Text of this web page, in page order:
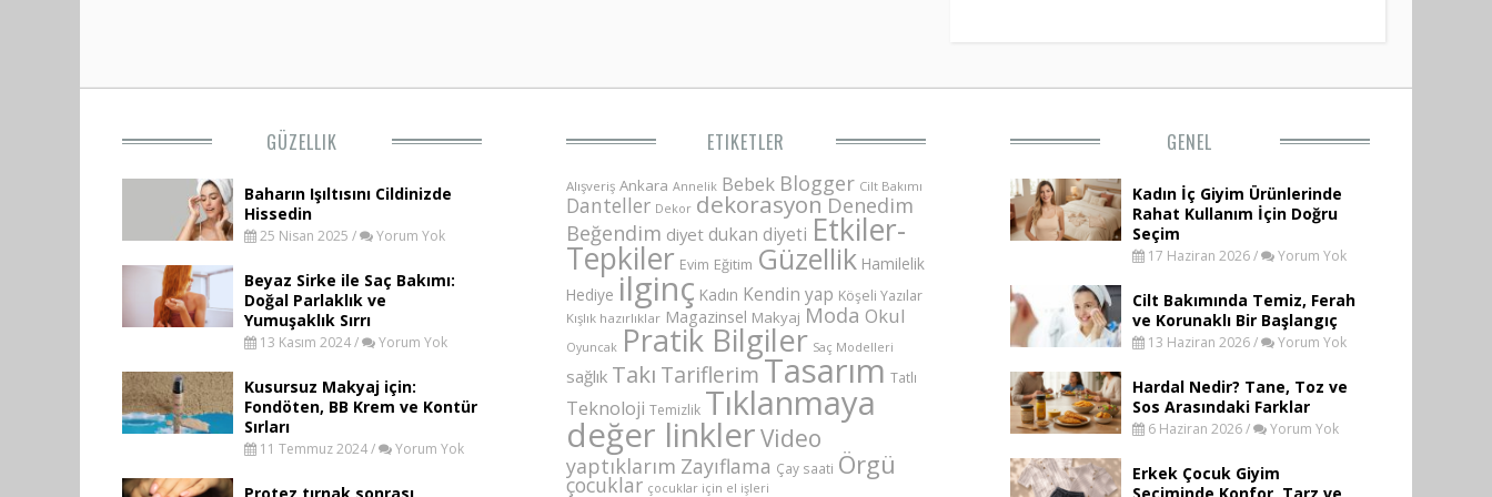
GÜZELLIK
Baharın Işıltısını Cildinizde
Hissedin
25 Nisan 2025 / Yorum Yok
Beyaz Sirke ile Saç Bakımı:
Doğal Parlaklık ve
Yumuşaklık Sırrı
13 Kasım 2024 / Yorum Yok
Kusursuz Makyaj için:
Fondöten, BB Krem ve Kontür
Sırları
11 Temmuz 2024 / Yorum Yok
ETIKETLER
Alışveriş Ankara Annelik Bebek Blogger Cilt Bakımı
Danteller Dekor dekorasyon Denedim
Beğendim diyet dukan diyeti Etkiler-
Tepkiler Evim Eğitim Güzellik Hamilelik
Hediye ilginç Kadın Kendin yap Köşeli Yazılar
Kışlık hazırlıklar Magazinsel Makyaj Moda Okul
Oyuncak Pratik Bilgiler Saç Modelleri
sağlık Takı Tariflerim Tasarım Tatlı
Teknoloji Temizlik Tıklanmaya
değer linklerVideo
yaptıklarım Zayıflama Çay saati Örgü
çocuklar çocuklar için el işleri
GENEL
Kadın İç Giyim Ürünlerinde
Rahat Kullanım İçin Doğru
Seçim
17 Haziran 2026 / Yorum Yok
Cilt Bakımında Temiz, Ferah
ve Korunaklı Bir Başlangıç
13 Haziran 2026 / Yorum Yok
Hardal Nedir? Tane, Toz ve
Sos Arasındaki Farklar
6 Haziran 2026 / Yorum Yok
Erkek Çocuk Giyim